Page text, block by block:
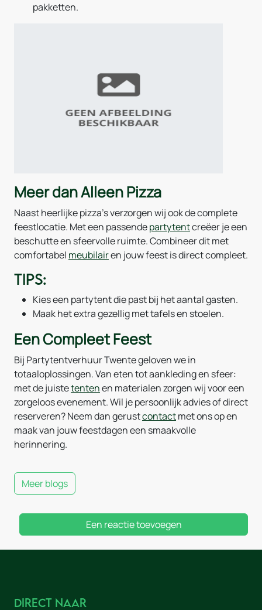
pakketten.
Meer dan Alleen Pizza
Naast heerlijke pizza’s verzorgen wij ook de complete
feestlocatie. Met een passendepartytentcreëer je een
beschutte en sfeervolle ruimte. Combineer dit met
comfortabel meubilairen jouw feest is direct compleet.
Tips:
Kies een partytent die past bij het aantal gasten.
Maak het extra gezellig met tafels en stoelen.
Een Compleet Feest
Bij Partytentverhuur Twente geloven we in
totaaloplossingen. Van eten tot aankleding en sfeer:
met de juistetentenen materialen zorgen wij voor een
zorgeloos evenement. Wil je persoonlijk advies of direct
reserveren? Neem dan gerustcontactmet ons op en
maak van jouw feestdagen een smaakvolle
herinnering.
Meer blogs
Een reactie toevoegen
Direct naar